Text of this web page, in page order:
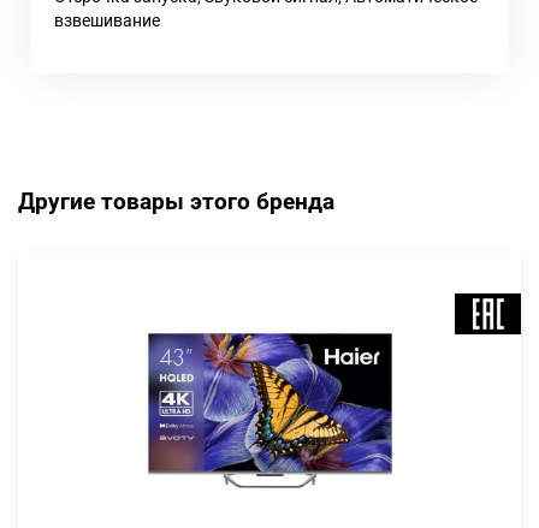
взвешивание
Другие товары этого бренда